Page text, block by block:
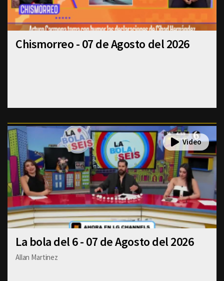
Chismorreo - 07 de Agosto del 2026
La bola del 6 - 07 de Agosto del 2026
Allan Martinez